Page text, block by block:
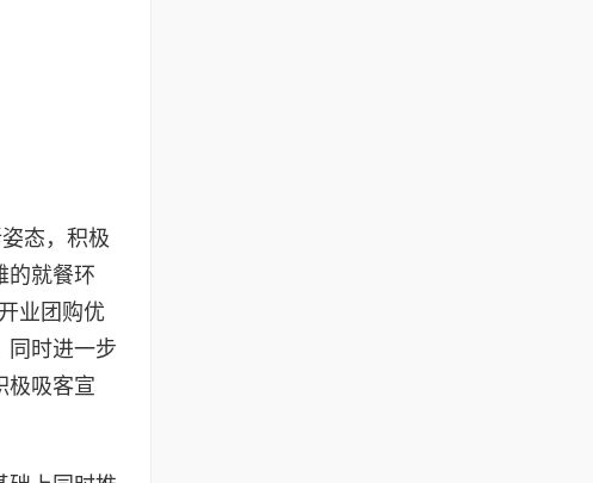
态，积极
的就餐环
业团购优
同时进一步
极吸客宣